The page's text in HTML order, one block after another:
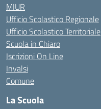
MIUR
Ufficio Scolastico Regionale
Ufficio Scolastico Territoriale
Scuola in Chiaro
Iscrizioni On Line
Invalsi
Comune
La Scuola